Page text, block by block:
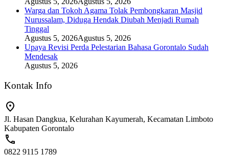
Warga dan Tokoh Agama Tolak Pembongkaran Masjid
Nurussalam, Diduga Hendak Diubah Menjadi Rumah
Tinggal
Agustus 5, 2026Agustus 5, 2026
Upaya Revisi Perda Pelestarian Bahasa Gorontalo Sudah
Mendesak
Agustus 5, 2026
Kontak Info
Jl. Hasan Dangkua, Kelurahan Kayumerah, Kecamatan Limboto
Kabupaten Gorontalo
0822 9115 1789